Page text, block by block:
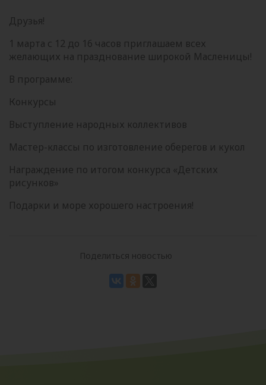
Друзья!
1 марта с 12 до 16 часов приглашаем всех
желающих на празднование широкой Масленицы!
В программе:
Конкурсы
Выступление народных коллективов
Мастер-классы по изготовление оберегов и кукол
Награждение по итогом конкурса «Детских
рисунков»
Подарки и море хорошего настроения!
Поделиться новостью